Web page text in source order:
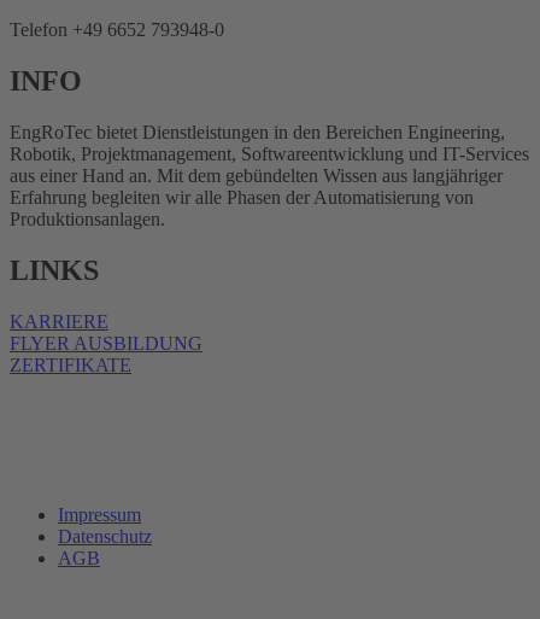
Telefon +49 6652 793948-0
INFO
EngRoTec bietet Dienstleistungen in den Bereichen Engineering,
Robotik, Projektmanagement, Softwareentwicklung und IT-Services
aus einer Hand an. Mit dem gebündelten Wissen aus langjähriger
Erfahrung begleiten wir alle Phasen der Automatisierung von
Produktionsanlagen.
LINKS
KARRIERE
FLYER AUSBILDUNG
ZERTIFIKATE
Impressum
Datenschutz
AGB